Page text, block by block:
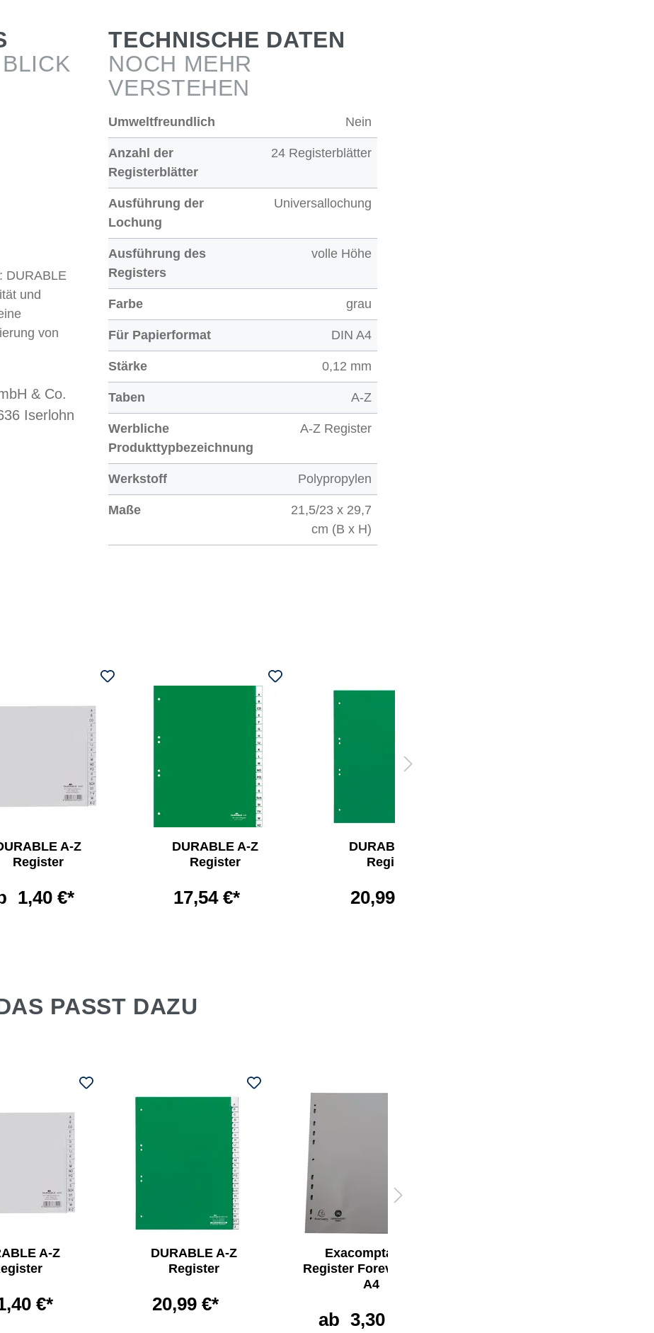
DURABLE
und
von
& Co.
Iserlohn
TECHNISCHE DATEN
NOCH MEHR
VERSTEHEN
Umweltfreundlich Nein
Anzahl der
Registerblätter
24 Registerblätter
Ausführung der
Lochung
Universallochung
Ausführung des
Registers
volle Höhe
Farbe grau
Für Papierformat DIN A4
Stärke 0,12 mm
Taben A-Z
Werbliche
Produkttypbezeichnung
A-Z Register
Werkstoff Polypropylen
Maße
21,5/23 x 29,7
cm (B x H)
A-Z
Register
1,40 €*
DURABLE A-Z
Register
17,54 €*
DURABLE A-Z
Register
20,99 €*
PASST DAZU
A-Z
€*
DURABLE A-Z
Register
20,99 €*
Exacompta A-Z
Register Forever® DIN
A4
ab 3,30 €*